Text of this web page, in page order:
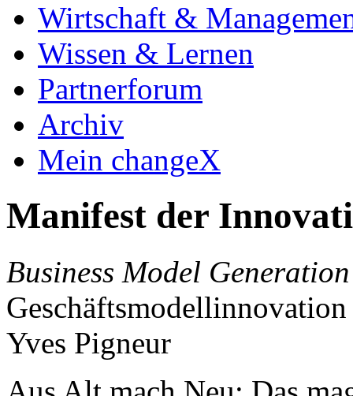
Wirtschaft &
Wissen & Lernen
Partnerforum
Archiv
Mein changeX
Manifest der
Business Model Generation
Yves Pigneur